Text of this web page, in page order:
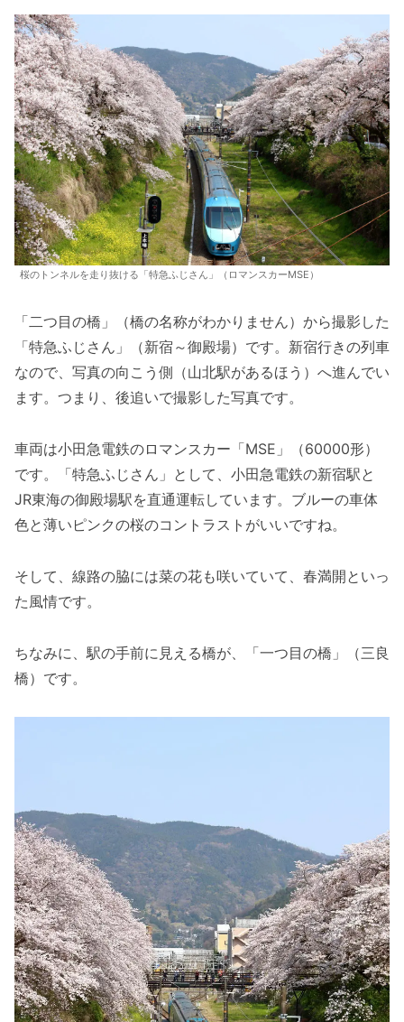
桜のトンネルを走り抜ける「特急ふじさん」（ロマンスカーMSE）
「二つ目の橋」（橋の名称がわかりません）から撮影した
「特急ふじさん」（新宿～御殿場）です。新宿行きの列車
なので、写真の向こう側（山北駅があるほう）へ進んでい
ます。つまり、後追いで撮影した写真です。
車両は小田急電鉄のロマンスカー「MSE」（60000形）
です。「特急ふじさん」として、小田急電鉄の新宿駅と
JR東海の御殿場駅を直通運転しています。ブルーの車体
色と薄いピンクの桜のコントラストがいいですね。
そして、線路の脇には菜の花も咲いていて、春満開といっ
た風情です。
ちなみに、駅の手前に見える橋が、「一つ目の橋」（三良
橋）です。